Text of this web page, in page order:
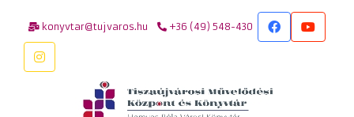
konyvtar@tujvaros.hu +36 (49) 548-430